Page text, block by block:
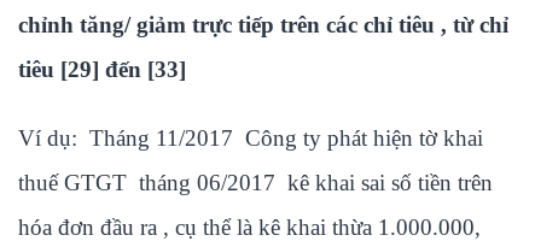
chỉnh tăng/ giảm trực tiếp trên các chỉ tiêu , từ chỉ
tiêu [29] đến [33]
Ví dụ: Tháng 11/2017 Công ty phát hiện tờ khai
thuế GTGT tháng 06/2017 kê khai sai số tiền trên
hóa đơn đầu ra , cụ thể là kê khai thừa 1.000.000,